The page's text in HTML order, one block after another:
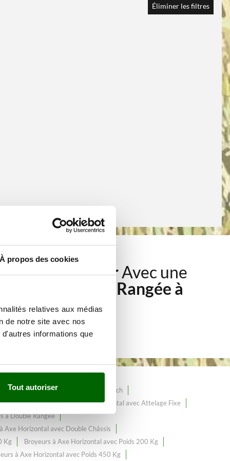
À propos des cookies
relatives aux médias
de notre site avec nos
informations que
Tout autoriser
Éliminer les filtres
à tracteurAvec une
à Double Rangée à
Broyeurs pour tracteur 20 ch
de 80 ch
Broyeurs à Axe Horizontal avec Attelage Fixe
à Double Rangée
Axe Horizontal avec Double Châssis
Kg
Broyeurs à Axe Horizontal avec Poids 200 Kg
à Axe Horizontal avec Poids 450 Kg